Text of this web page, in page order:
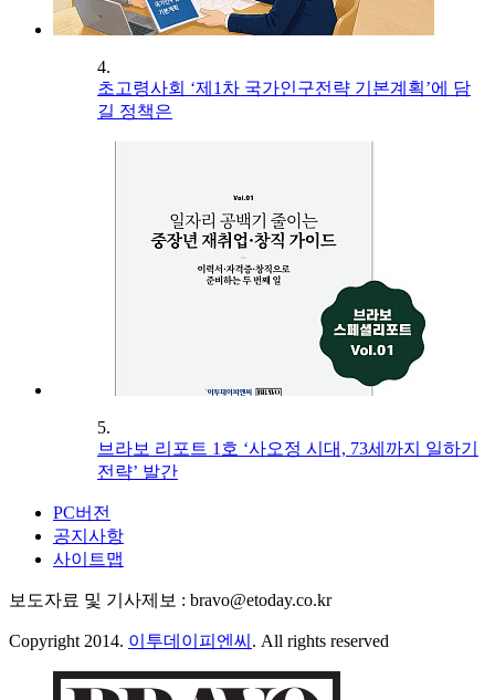
4.
초고령사회 ‘제1차 국가인구전략 기본계획’에 담
길 정책은
5.
브라보 리포트 1호 ‘사오정 시대, 73세까지 일하기
전략’ 발간
PC버전
공지사항
사이트맵
보도자료 및 기사제보 : bravo@etoday.co.kr
Copyright 2014. 이투데이피엔씨 . All rights reserved